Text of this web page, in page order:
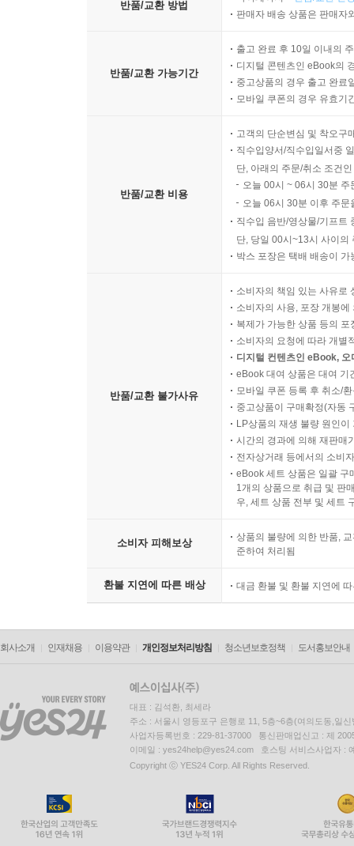
반품/교환 방법
판매자 배송 상품은 판매자
반품/교환 가능기간
출고 완료 후 10일 이내의
디지털 콘텐츠인 eBook의
중고상품의 경우 출고 완료
모바일 쿠폰의 경우 유효기
반품/교환 비용
고객의 단순변심 및 착오구
직수입양서/직수입일서중
단, 아래의 주문/취소 조건
오늘 00시 ~ 06시 30분
오늘 06시 30분 이후 주
직수입 음반/영상물/기프트
단, 당일 00시~13시 사이의
박스 포장은 택배 배송이
반품/교환 불가사유
소비자의 책임 있는 사유로
소비자의 사용, 포장 개봉
복제가 가능한 상품 등의
소비자의 요청에 따라 개별
디지털 컨텐츠인 eBook,
eBook 대여 상품은 대여 기
모바일 쿠폰 등록 후 취소/
중고상품이 구매확정(자동
LP상품의 재생 불량 원인
시간의 경과에 의해 재판매
전자상거래 등에서의 소비
eBook 세트 상품은 일괄 구
1개의 상품으로 취급 및 판
우, 세트 상품 전부 및 세트
소비자 피해보상
상품의 불량에 의한 반품,
준하여 처리됨
환불 지연에 따른 배상 대금 환불 및 환불 지연에
회사소개 인재채용 이용약관 개인정보처리방침 청소년보호정책 도서홍보안내
대표 : 김석환, 최세라
주소 : 서울시 영등포구 은행로 11, 5층~6층(여의도동,일신
사업자등록번호 : 229-81-37000 통신판매업신고 : 제
이메일 : yes24help@yes24.com 호스팅 서비스사업자 :
Copyright ⓒ YES24 Corp. All Rights Reserved.